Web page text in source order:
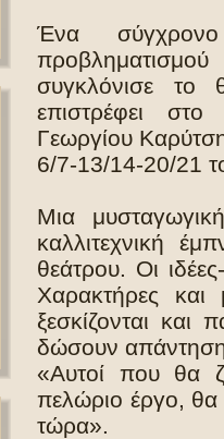
Ένα σύγχρονο
συγκλόνισε το
επιστρέφει
Γεωργίου
6/7-13/14-20/21
Μια
καλλιτεχνική
θεάτρου. Οι
Χαρακτήρες και
ξεσκίζονται
δώσουν
«Αυτοί που θα
πελώριο έργο, θα
τώρα».